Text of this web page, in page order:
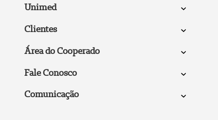
Unimed
Clientes
Área do Cooperado
Fale Conosco
Comunicação